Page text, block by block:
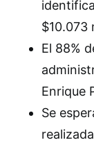
$10.073
El 88%
Enrique
Se